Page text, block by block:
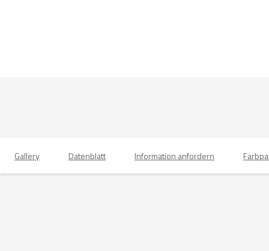
Gallery Datenblatt Information anfordern